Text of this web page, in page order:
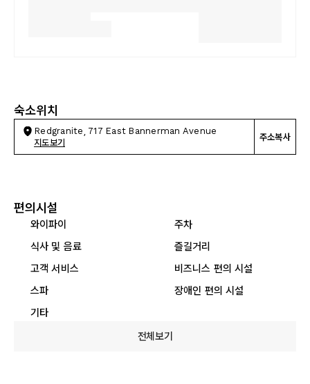
숙소위치
Redgranite, 717 East Bannerman Avenue
지도보기
주소복사
편의시설
와이파이
주차
식사 및 음료
즐길거리
고객 서비스
비즈니스 편의 시설
스파
장애인 편의 시설
기타
전체보기